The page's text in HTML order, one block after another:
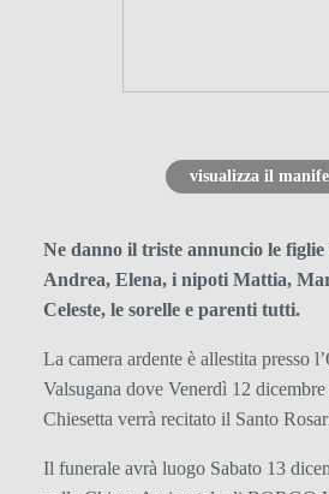
visualizza il
Ne danno il triste annuncio le figlie
Andrea, Elena, i nipoti Mattia,
Celeste, le sorelle e parenti tutti.
La camera ardente è allestita presso
Valsugana dove Venerdì 12
Chiesetta verrà recitato il Santo
Il funerale avrà luogo Sabato 13